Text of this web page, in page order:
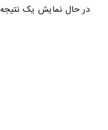
در حال نمایش یک نتیجه